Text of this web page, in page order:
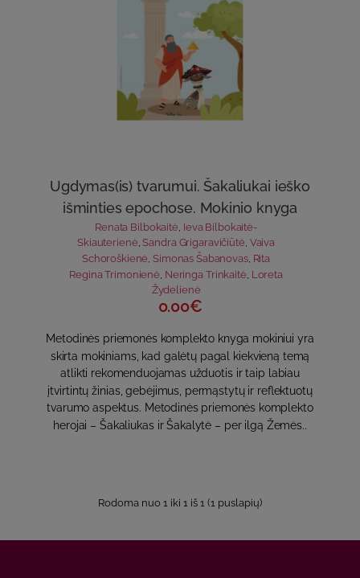
Ugdymas(is) tvarumui. Šakaliukai ieško
išminties epochose. Mokinio knyga
Renata Bilbokaitė Ieva Bilbokaitė-
Skiauterienė,Sandra Grigaravičiūtė, Vaiva
Schoroškienė,Simonas Šabanovas, Rita
Regina Trimonienė Neringa Trinkaitė Loreta
Žydelienė
0.00€
Metodinės priemonės komplekto knyga mokiniui yra
skirta mokiniams, kad galėtų pagal kiekvieną temą
atlikti rekomenduojamas užduotis ir taip labiau
įtvirtintų žinias, gebėjimus, permąstytų ir reflektuotų
tvarumo aspektus. Metodinės priemonės komplekto
herojai – Šakaliukas ir Šakalytė – per ilgą Žemės..
Rodoma nuo 1 iki 1 iš 1 (1 puslapių)